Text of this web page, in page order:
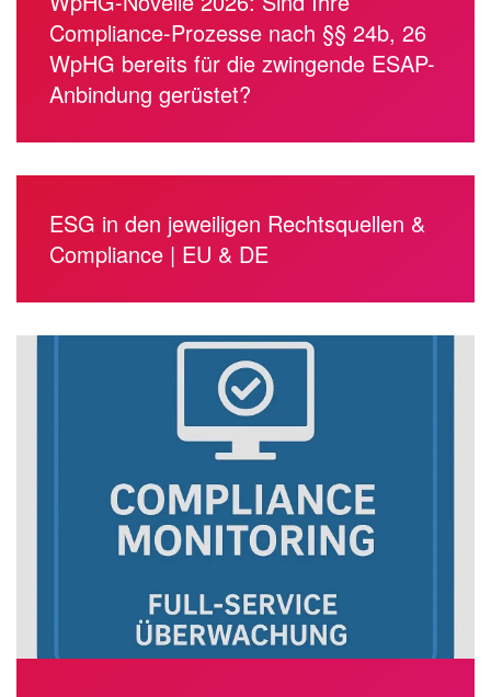
Compliance-Prozesse nach §§ 24b, 26
WpHG bereits für die zwingende ESAP-
Anbindung gerüstet?
ESG in den jeweiligen Rechtsquellen &
Compliance | EU & DE